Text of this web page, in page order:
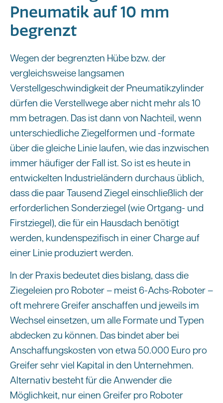
Pneumatik auf 10 mm
begrenzt
Wegen der begrenzten Hübe bzw. der
vergleichsweise langsamen
Verstellgeschwindigkeit der Pneumatikzylinder
dürfen die Verstellwege aber nicht mehr als 10
mm betragen. Das ist dann von Nachteil, wenn
unterschiedliche Ziegelformen und -formate
über die gleiche Linie laufen, wie das inzwischen
immer häufiger der Fall ist. So ist es heute in
entwickelten Industrieländern durchaus üblich,
dass die paar Tausend Ziegel einschließlich der
erforderlichen Sonderziegel (wie Ortgang- und
Firstziegel), die für ein Hausdach benötigt
werden, kundenspezifisch in einer Charge auf
einer Linie produziert werden.
In der Praxis bedeutet dies bislang, dass die
Ziegeleien pro Roboter – meist 6-Achs-Roboter –
oft mehrere Greifer anschaffen und jeweils im
Wechsel einsetzen, um alle Formate und Typen
abdecken zu können. Das bindet aber bei
Anschaffungskosten von etwa 50.000 Euro pro
Greifer sehr viel Kapital in den Unternehmen.
Alternativ besteht für die Anwender die
Möglichkeit, nur einen Greifer pro Roboter